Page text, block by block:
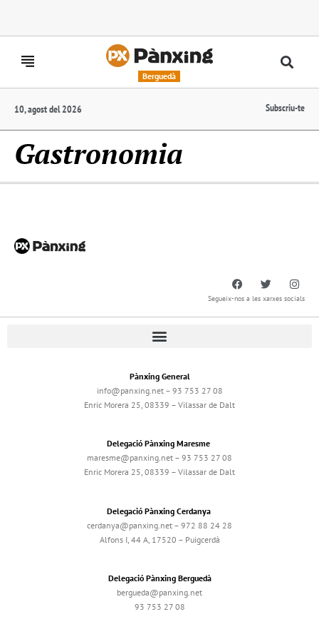
Berguedà
10, agost del 2026 Subscriu-te
Gastronomia
Segueix-nos a les xarxes socials
Pànxing General
info@panxing.net – 93 753 27 08
Enric Morera 25, 08339 – Vilassar de Dalt
Delegació Pànxing Maresme
maresme@panxing.net – 93 753 27 08
Enric Morera 25, 08339 – Vilassar de Dalt
Delegació Pànxing Cerdanya
cerdanya@panxing.net – 972 88 24 28
Alfons I, 44 A, 17520 – Puigcerdà
Delegació Pànxing Berguedà
bergueda@panxing.net
93 753 27 08